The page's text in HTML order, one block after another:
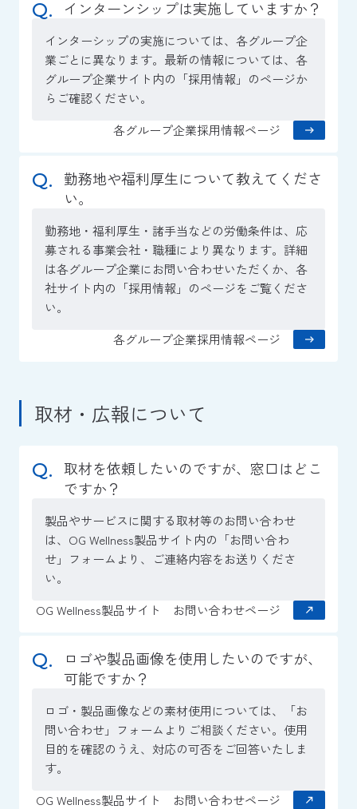
インターンシップは実施していますか？
インターシップの実施については、各グループ企
業ごとに異なります。最新の情報については、各
グループ企業サイト内の「採用情報」のページか
らご確認ください。
各グループ企業採用情報ページ
勤務地や福利厚生について教えてくださ
い。
勤務地・福利厚生・諸手当などの労働条件は、応
募される事業会社・職種により異なります。詳細
は各グループ企業にお問い合わせいただくか、各
社サイト内の「採用情報」のページをご覧くださ
い。
各グループ企業採用情報ページ
取材・広報について
取材を依頼したいのですが、窓口はどこ
ですか？
製品やサービスに関する取材等のお問い合わせ
は、OG Wellness製品サイト内の「お問い合わ
せ」フォームより、ご連絡内容をお送りくださ
い。
OG Wellness製品サイト お問い合わせページ
ロゴや製品画像を使用したいのですが、
可能ですか？
ロゴ・製品画像などの素材使用については、「お
問い合わせ」フォームよりご相談ください。使用
目的を確認のうえ、対応の可否をご回答いたしま
す。
OG Wellness製品サイト お問い合わせページ